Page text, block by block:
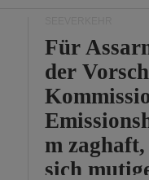
Für
der
m
sich